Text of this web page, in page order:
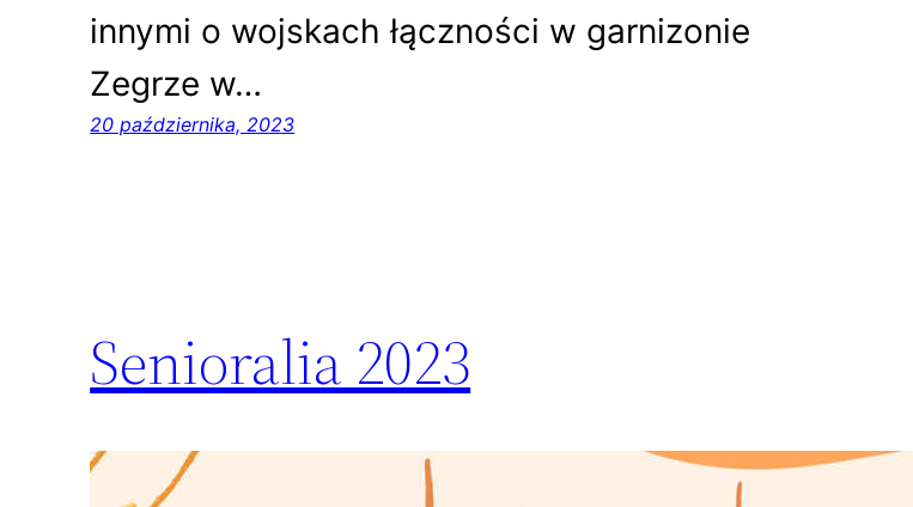
innymi o wojskach łączności w garnizonie
Zegrze w…
20 października, 2023
Senioralia 2023